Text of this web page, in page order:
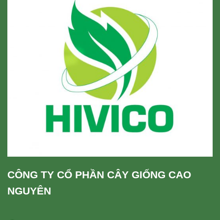
CÔNG TY CỔ PHẦN CÂY GIỐNG CAO
NGUYÊN